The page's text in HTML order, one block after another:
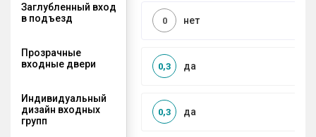
Заглубленный вход
в подъезд
нет
0
Прозрачные
входные двери
да
0,3
Индивидуальный
дизайн входных
групп
да
0,3